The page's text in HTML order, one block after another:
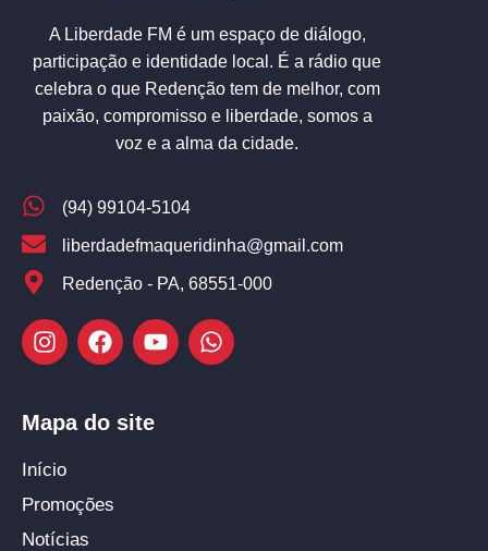
A Liberdade FM é um espaço de diálogo,
participação e identidade local. É a rádio que
celebra o que Redenção tem de melhor, com
paixão, compromisso e liberdade, somos a
voz e a alma da cidade.
(94) 99104-5104
liberdadefmaqueridinha@gmail.com
Redenção - PA, 68551-000
Mapa do site
Início
Promoções
Notícias